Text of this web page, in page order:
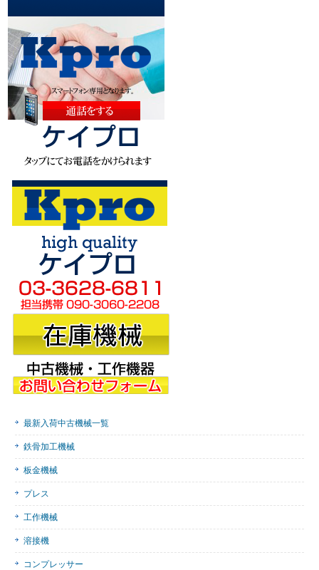
最新入荷中古機械一覧
鉄骨加工機械
板金機械
プレス
工作機械
溶接機
コンプレッサー